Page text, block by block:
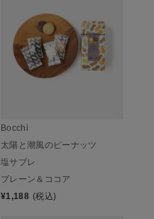
Bocchi
太陽と潮風のピーナッツ
塩サブレ
プレーン＆ココア
¥1,188 (税込)